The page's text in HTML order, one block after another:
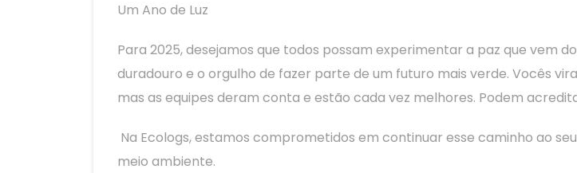
Um Ano de Luz
Para 2025, desejamos que todos possam experimentar a paz que vem
duradouro e o orgulho de fazer parte de um futuro mais verde. Vocês
mas as equipes deram conta e estão cada vez melhores. Podem
Na Ecologs, estamos comprometidos em continuar esse caminho ao
meio ambiente.